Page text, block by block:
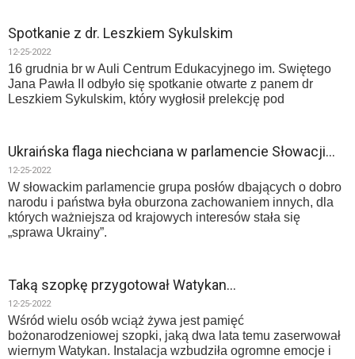
Spotkanie z dr. Leszkiem Sykulskim
12-25-2022
16 grudnia br w Auli Centrum Edukacyjnego im. Swiętego
Jana Pawła II odbyło się spotkanie otwarte z panem dr
Leszkiem Sykulskim, który wygłosił prelekcję pod
Ukraińska flaga niechciana w parlamencie Słowacji…
12-25-2022
W słowackim parlamencie grupa posłów dbających o dobro
narodu i państwa była oburzona zachowaniem innych, dla
których ważniejsza od krajowych interesów stała się
„sprawa Ukrainy”.
Taką szopkę przygotował Watykan…
12-25-2022
Wśród wielu osób wciąż żywa jest pamięć
bożonarodzeniowej szopki, jaką dwa lata temu zaserwował
wiernym Watykan. Instalacja wzbudziła ogromne emocje i